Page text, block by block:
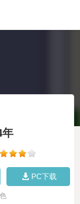
年
PC下载